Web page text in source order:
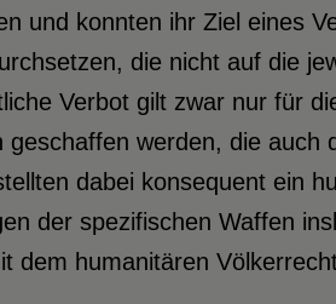
und konnten ihr Ziel eines
die nicht auf die
Verbot gilt zwar nur für
werden, die auch
dabei konsequent ein
der spezifischen Waffen
dem humanitären